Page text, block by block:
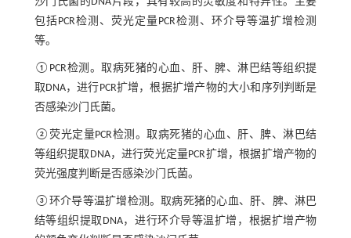
包括PCR检测、荧光定量PCR检测、环介导等温扩增检测
等。
①PCR检测。取病死猪的心血、肝、脾、淋巴结等组织提
取DNA，进行PCR扩增，根据扩增产物的大小和序列判断是
否感染沙门氏菌。
②荧光定量PCR检测。取病死猪的心血、肝、脾、淋巴结
等组织提取DNA，进行荧光定量PCR扩增，根据扩增产物的
荧光强度判断是否感染沙门氏菌。
③环介导等温扩增检测。取病死猪的心血、肝、脾、淋巴
结等组织提取DNA，进行环介导等温扩增，根据扩增产物